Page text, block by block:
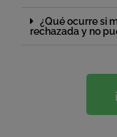
¿Qué ocurre si
rechazada y no